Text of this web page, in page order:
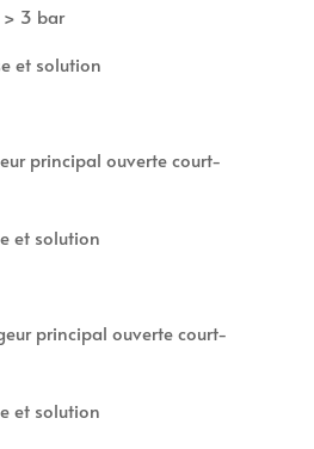
> 3 bar
et solution
principal ouverte court-
et solution
principal ouverte court-
et solution